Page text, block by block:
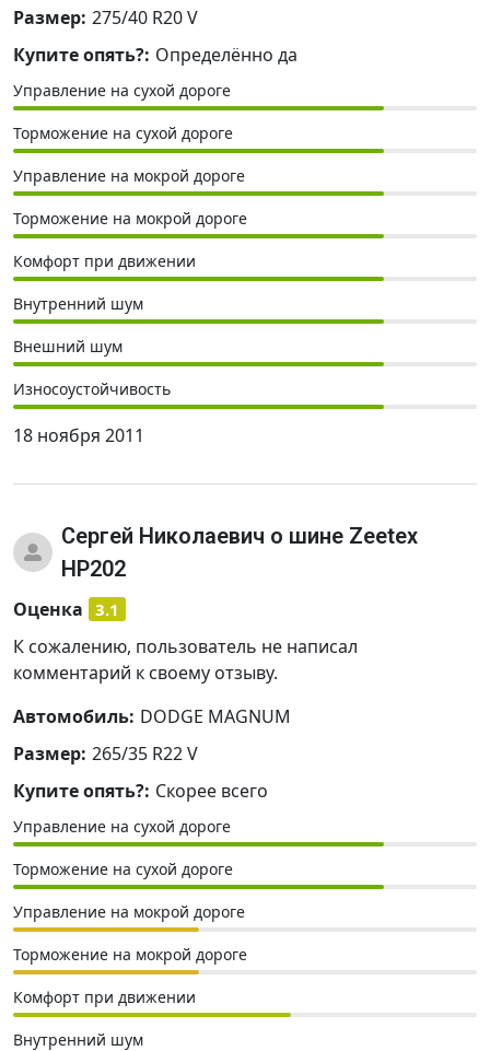
Размер: 275/40 R20 V
Купите опять?: Определённо да
Управление на сухой дороге
Торможение на сухой дороге
Управление на мокрой дороге
Торможение на мокрой дороге
Комфорт при движении
Внутренний шум
Внешний шум
Износоустойчивость
18 ноября 2011
Сергей Николаевич о шине Zeetex
HP202
Оценка 3.1
К сожалению, пользователь не написал
комментарий к своему отзыву.
Автомобиль: DODGE MAGNUM
Размер: 265/35 R22 V
Купите опять?: Скорее всего
Управление на сухой дороге
Торможение на сухой дороге
Управление на мокрой дороге
Торможение на мокрой дороге
Комфорт при движении
Внутренний шум